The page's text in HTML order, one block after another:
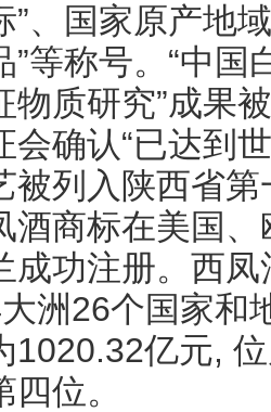
”、国家原产地
”等称号。“中
物质研究”成果
会确认“已达到
被列入陕西省
酒商标在美国
成功注册。西
洲26个国家和
1020.32亿元,
位。